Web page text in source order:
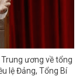
ương về tổng
lệ Đảng, Tổng Bí